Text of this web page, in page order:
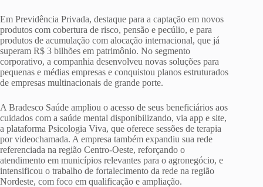
Em Previdência Privada, destaque para a captação em novos
produtos com cobertura de risco, pensão e pecúlio, e para
produtos de acumulação com alocação internacional, que já
superam R$ 3 bilhões em patrimônio. No segmento
corporativo, a companhia desenvolveu novas soluções para
pequenas e médias empresas e conquistou planos estruturados
de empresas multinacionais de grande porte.
A Bradesco Saúde ampliou o acesso de seus beneficiários aos
cuidados com a saúde mental disponibilizando, via app e site,
a plataforma Psicologia Viva, que oferece sessões de terapia
por videochamada. A empresa também expandiu sua rede
referenciada na região Centro-Oeste, reforçando o
atendimento em municípios relevantes para o agronegócio, e
intensificou o trabalho de fortalecimento da rede na região
Nordeste, com foco em qualificação e ampliação.